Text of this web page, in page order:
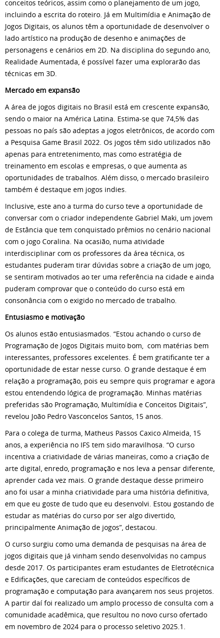
conceitos teóricos, assim como o planejamento de um jogo,
incluindo a escrita do roteiro. Já em Multimídia e Animação de
Jogos Digitais, os alunos têm a oportunidade de desenvolver o
lado artístico na produção de desenho e animações de
personagens e cenários em 2D. Na disciplina do segundo ano,
Realidade Aumentada, é possível fazer uma explorarão das
técnicas em 3D.
Mercado em expansão
A área de jogos digitais no Brasil está em crescente expansão,
sendo o maior na América Latina. Estima-se que 74,5% das
pessoas no país são adeptas a jogos eletrônicos, de acordo com
a Pesquisa Game Brasil 2022. Os jogos têm sido utilizados não
apenas para entretenimento, mas como estratégia de
treinamento em escolas e empresas, o que aumenta as
oportunidades de trabalhos. Além disso, o mercado brasileiro
também é destaque em jogos indies.
Inclusive, este ano a turma do curso teve a oportunidade de
conversar com o criador independente Gabriel Maki, um jovem
de Estância que tem conquistado prêmios no cenário nacional
com o jogo Coralina. Na ocasião, numa atividade
interdisciplinar com os professores da área técnica, os
estudantes puderam tirar dúvidas sobre a criação de um jogo,
se sentiram motivados ao ter uma referência na cidade e ainda
puderam comprovar que o conteúdo do curso está em
consonância com o exigido no mercado de trabalho.
Entusiasmo e motivação
Os alunos estão entusiasmados. “Estou achando o curso de
Programação de Jogos Digitais muito bom, com matérias bem
interessantes, professores excelentes. É bem gratificante ter a
oportunidade de estar nesse curso. O grande destaque é em
relação a programação, pois eu sempre quis programar e agora
estou entendendo lógica de programação. Minhas matérias
preferidas são Programação, Multimídia e Conceitos Digitais”,
revelou João Pedro Vasconcelos Santos, 15 anos.
Para o colega de turma, Matheus Passos Caxico Almeida, 15
anos, a experiência no IFS tem sido maravilhosa. “O curso
incentiva a criatividade de várias maneiras, como a criação de
arte digital, enredo, programação e nos leva a pensar diferente,
aprender cada vez mais. O grande destaque desse primeiro
ano foi usar a minha criatividade para uma história definitiva,
em que eu goste de tudo que eu desenvolvi. Estou gostando de
estudar as matérias do curso por ser algo divertido,
principalmente Animação de jogos”, destacou.
O curso surgiu como uma demanda de pesquisas na área de
jogos digitais que já vinham sendo desenvolvidas no campus
desde 2017. Os participantes eram estudantes de Eletrotécnica
e Edificações, que careciam de conteúdos específicos de
programação e computação para avançarem nos seus projetos.
A partir daí foi realizado um amplo processo de consulta com a
comunidade acadêmica, que resultou no novo curso ofertado
em novembro de 2024 para o processo seletivo 2025.1.